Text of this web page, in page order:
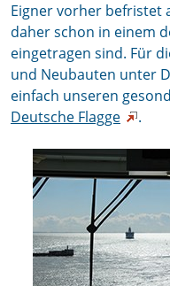
Eigner vorher befristet
daher schon in einem
eingetragen sind. Für
und Neubauten unter
einfach unseren
Deutsche Flagge
.